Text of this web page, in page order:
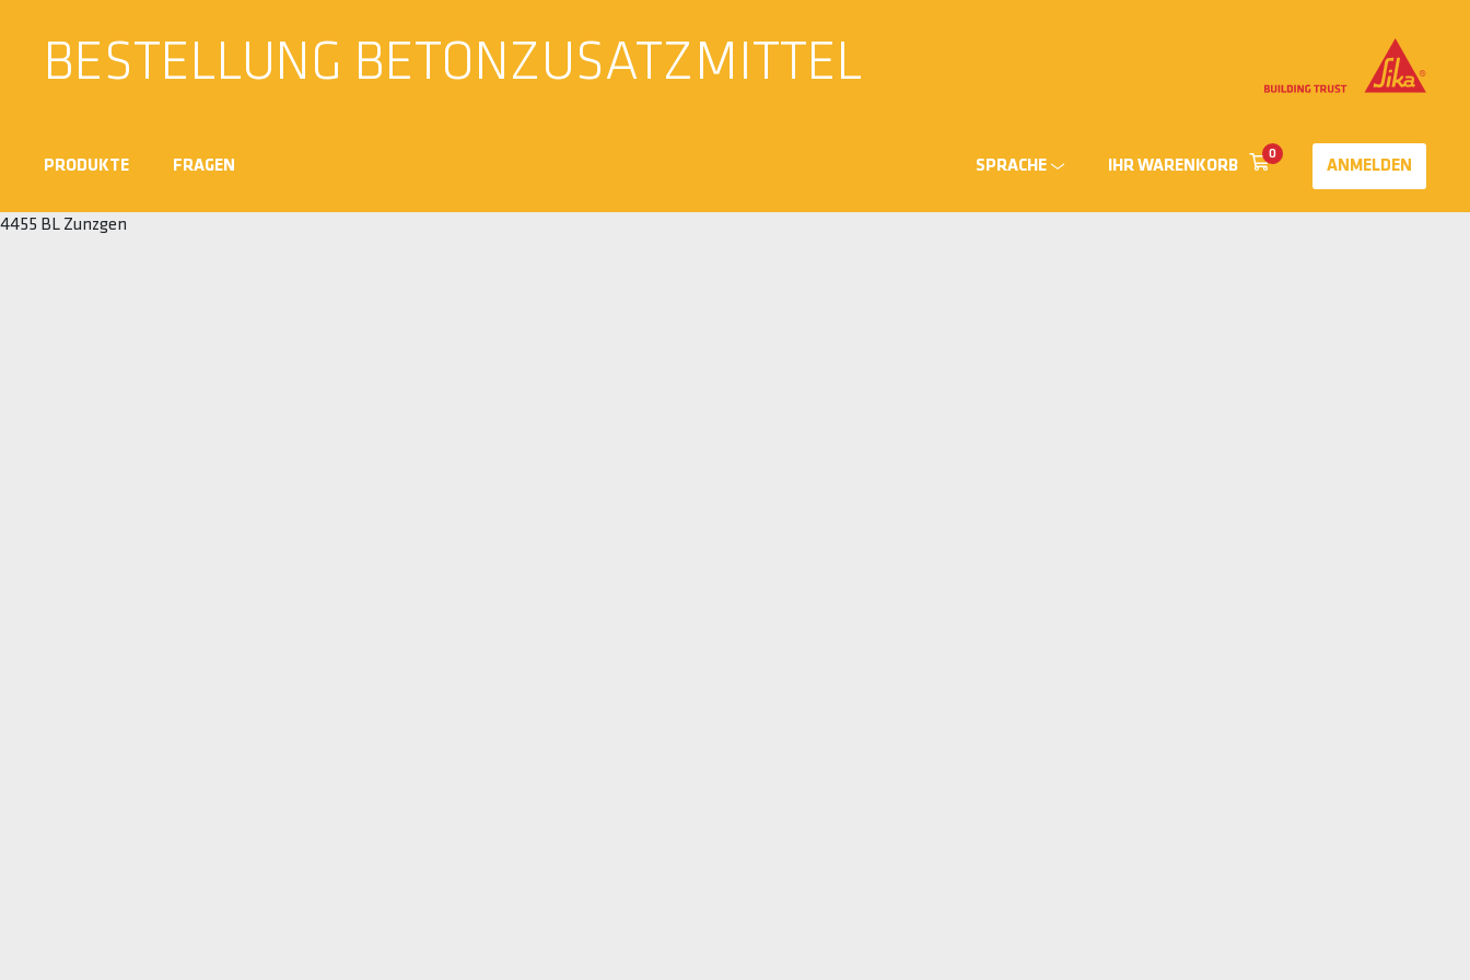
BESTELLUNG BETONZUSATZMITTEL
PRODUKTE FRAGEN SPRACHE IHR WARENKORB
0
ANMELDEN
4455 BL Zunzgen